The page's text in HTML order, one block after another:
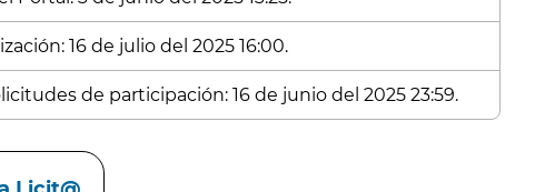
16 de julio del 2025 16:00.
de participación: 16 de junio del 2025 23:59.